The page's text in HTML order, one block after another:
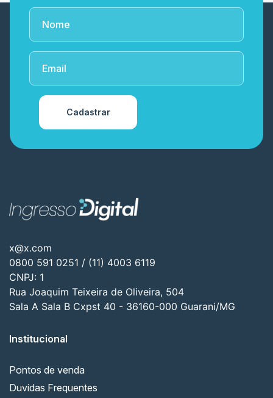
Cadastrar
x@x.com
0800 591 0251 / (11) 4003 6119
CNPJ: 1
Rua Joaquim Teixeira de Oliveira, 504
Sala A Sala B Cxpst 40 - 36160-000 Guarani/MG
Institucional
Pontos de venda
Duvidas Frequentes